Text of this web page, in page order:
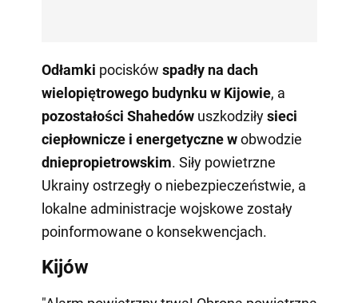
Odłamki pocisków spadły na dach
wielopiętrowego budynku w Kijowie, a
pozostałości Shahedówuszkodziłysieci
ciepłownicze i energetyczne wobwodzie
dniepropietrowskim. Siły powietrzne
Ukrainy ostrzegły o niebezpieczeństwie, a
lokalne administracje wojskowe zostały
poinformowane o konsekwencjach.
Kijów